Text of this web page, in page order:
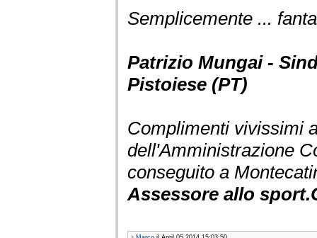
Semplicemente ...
Patrizio Mungai -
Pistoiese (PT)
Complimenti vivissimi
dell'Amministrazione
conseguito a
Assessore allo